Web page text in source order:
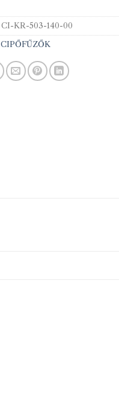
CI-KR-503-140-00
CIPŐFŰZŐK